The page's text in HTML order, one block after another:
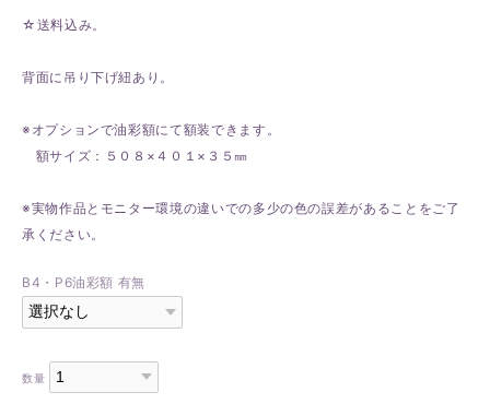
☆送料込み。
背面に吊り下げ紐あり。
※オプションで油彩額にて額装できます。
額サイズ：５０８×４０１×３５㎜
※実物作品とモニター環境の違いでの多少の色の誤差があることをご了
承ください。
B4・P6油彩額 有無
数量